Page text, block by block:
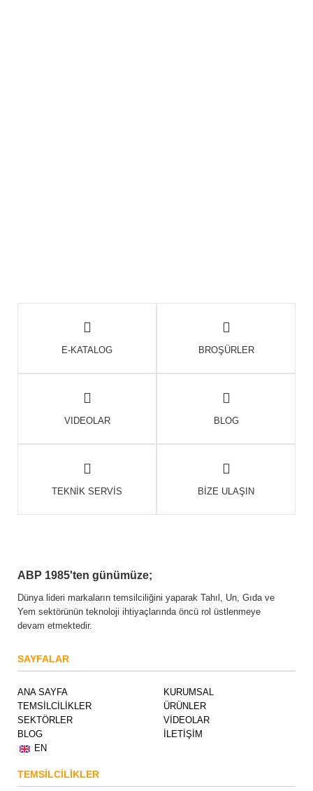
E-KATALOG BROŞÜRLER
VIDEOLAR BLOG
TEKNİK SERVİS BİZE ULAŞIN
ABP 1985'ten günümüze;
Dünya lideri markaların temsilciliğini yaparak Tahıl, Un, Gıda ve
Yem sektörünün teknoloji ihtiyaçlarında öncü rol üstlenmeye
devam etmektedir.
SAYFALAR
ANA SAYFA
KURUMSAL
TEMSİLCİLİKLER
ÜRÜNLER
SEKTÖRLER
VİDEOLAR
BLOG
İLETİŞİM
EN
TEMSİLCİLİKLER